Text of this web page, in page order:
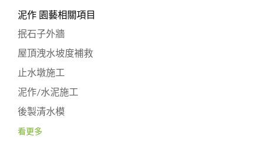
泥作 園藝相關項目
抿石子外牆
屋頂洩水坡度補救
止水墩施工
泥作/水泥施工
後製清水模
看更多